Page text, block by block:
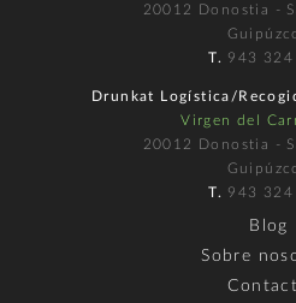
20012 Donostia -
T. 943 324
Drunkat Logística/
Virgen del
20012 Donostia -
T. 943 324
Blog
Sobre